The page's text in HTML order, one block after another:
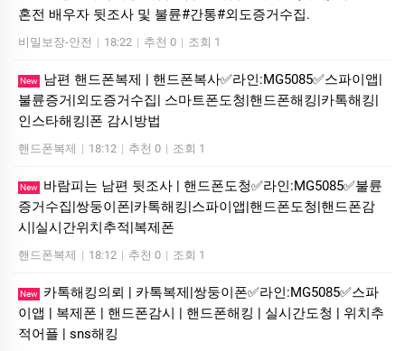
혼전 배우자 뒷조사 및 불륜#간통#외도증거수집.
비밀보장-안전 | 18:22 | 추천 0 | 조회 1
New
남편 핸드폰복제 | 핸드폰복사✅라인:MG5085✅스파이앱|
불륜증거|외도증거수집| 스마트폰도청|핸드폰해킹|카톡해킹|
인스타해킹|폰 감시방법
핸드폰복제 | 18:12 | 추천 0 | 조회 1
New
바람피는 남편 뒷조사 | 핸드폰도청✅라인:MG5085✅불륜
증거수집|쌍둥이폰|카톡해킹|스파이앱|핸드폰도청|핸드폰감
시|실시간위치추적|복제폰
핸드폰복제 | 18:12 | 추천 0 | 조회 1
New
카톡해킹의뢰 | 카톡복제|쌍둥이폰✅라인:MG5085✅스파
이앱 | 복제폰 | 핸드폰감시 | 핸드폰해킹 | 실시간도청 | 위치추
적어플 | sns해킹